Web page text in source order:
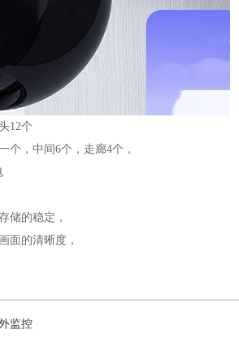
12个
个，中间6个，走廊4个，
储的稳定，
面的清晰度，
监控